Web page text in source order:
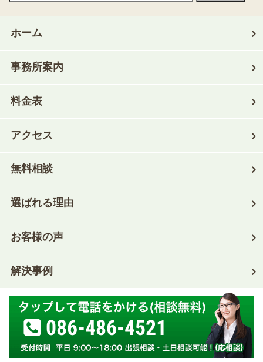
ホーム
事務所案内
料金表
アクセス
無料相談
選ばれる理由
お客様の声
解決事例
086-486-4521